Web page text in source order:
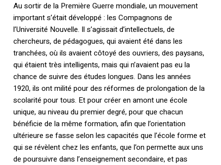
Au sortir de la Première Guerre mondiale, un mouvement
important s’était développé : les Compagnons de
l’Université Nouvelle. Il s’agissait d’intellectuels, de
chercheurs, de pédagogues, qui avaient été dans les
tranchées, où ils avaient côtoyé des ouvriers, des paysans,
qui étaient très intelligents, mais qui n’avaient pas eu la
chance de suivre des études longues. Dans les années
1920, ils ont milité pour des réformes de prolongation de la
scolarité pour tous. Et pour créer en amont une école
unique, au niveau du premier degré, pour que chacun
bénéficie de la même formation, afin que l’orientation
ultérieure se fasse selon les capacités que l’école forme et
qui se révèlent chez les enfants, que l’on permette aux uns
de poursuivre dans l’enseignement secondaire, et pas